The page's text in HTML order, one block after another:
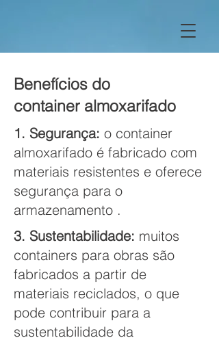
Benefícios do
container almoxarifado
1. Segurança: o container
almoxarifado é fabricado com
materiais resistentes e oferece
segurança para o
armazenamento .
3. Sustentabilidade: muitos
containers para obras são
fabricados a partir de
materiais reciclados, o que
pode contribuir para a
sustentabilidade da